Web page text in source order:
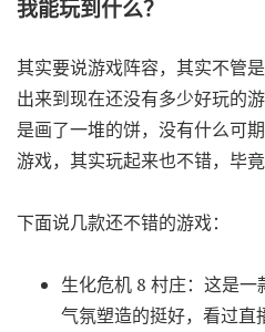
我能玩到什么？
其实要说游戏阵容，其实不管
出来到现在还没有多少好玩的
是画了一堆的饼，没有什么可
游戏，其实玩起来也不错，毕竟
下面说几款还不错的游戏：
生化危机 8 村庄：这是
气氛塑造的挺好，看过直